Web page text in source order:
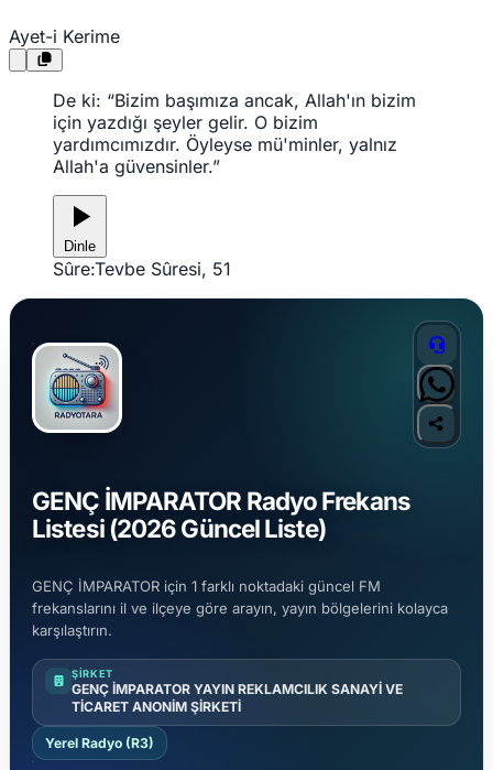
Ayet-i Kerime
De ki: “Bizim başımıza ancak, Allah'ın bizim
için yazdığı şeyler gelir. O bizim
yardımcımızdır. Öyleyse mü'minler, yalnız
Allah'a güvensinler.”
Dinle
Sûre:Tevbe Sûresi, 51
GENÇ İMPARATOR Radyo Frekans
Listesi (2026 Güncel Liste)
GENÇ İMPARATOR için 1 farklı noktadaki güncel FM
frekanslarını il ve ilçeye göre arayın, yayın bölgelerini kolayca
karşılaştırın.
ŞIRKET
GENÇ İMPARATOR YAYIN REKLAMCILIK SANAYİ VE
TİCARET ANONİM ŞİRKETİ
Yerel Radyo (R3)